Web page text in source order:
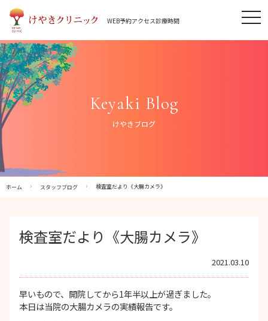
Skip
content
WEB予約アクセス診療時間
Keyaki Blog
けやきブログ
ホーム スタッフブログ 検査室だより《大腸カメラ》
検査室だより《大腸カメラ》
2021.03.10
早いもので、開院してから1年半以上が過ぎました。
本日は当院の大腸カメラの実績報告です。